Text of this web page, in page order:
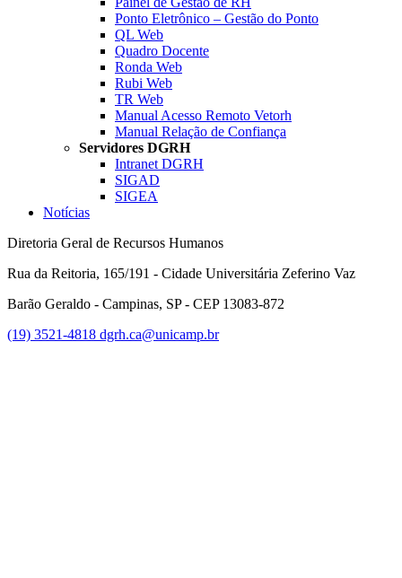
Ponto Eletrônico – Gestão do Ponto
QL Web
Quadro Docente
Ronda Web
Rubi Web
TR Web
Manual Acesso Remoto Vetorh
Manual Relação de Confiança
Servidores DGRH
Intranet DGRH
SIGAD
SIGEA
Notícias
Diretoria Geral de Recursos Humanos
Rua da Reitoria, 165/191 - Cidade Universitária Zeferino Vaz
Barão Geraldo - Campinas, SP - CEP 13083-872
(19) 3521-4818 dgrh.ca@unicamp.br